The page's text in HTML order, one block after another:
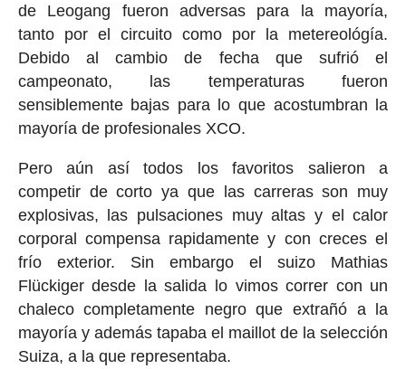
de Leogang fueron adversas para la mayoría,
tanto por el circuito como por la metereológía.
Debido al cambio de fecha que sufrió el
campeonato, las temperaturas fueron
sensiblemente bajas para lo que acostumbran la
mayoría de profesionales XCO.
Pero aún así todos los favoritos salieron a
competir de corto ya que las carreras son muy
explosivas, las pulsaciones muy altas y el calor
corporal compensa rapidamente y con creces el
frío exterior. Sin embargo el suizo Mathias
Flückiger desde la salida lo vimos correr con un
chaleco completamente negro que extrañó a la
mayoría y además tapaba el maillot de la selección
Suiza, a la que representaba.